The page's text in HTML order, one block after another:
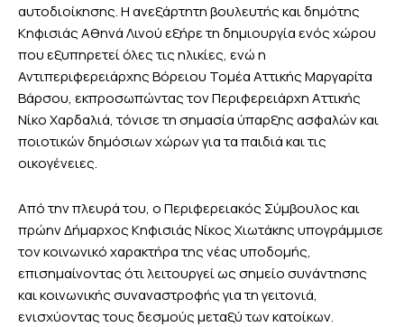
αυτοδιοίκησης. Η ανεξάρτητη βουλευτής και δημότης
Κηφισιάς Αθηνά Λινού εξήρε τη δημιουργία ενός χώρου
που εξυπηρετεί όλες τις ηλικίες, ενώ η
Αντιπεριφερειάρχης Βόρειου Τομέα Αττικής Μαργαρίτα
Βάρσου, εκπροσωπώντας τον Περιφερειάρχη Αττικής
Νίκο Χαρδαλιά, τόνισε τη σημασία ύπαρξης ασφαλών και
ποιοτικών δημόσιων χώρων για τα παιδιά και τις
οικογένειες.
Από την πλευρά του, ο Περιφερειακός Σύμβουλος και
πρώην Δήμαρχος Κηφισιάς Νίκος Χιωτάκης υπογράμμισε
τον κοινωνικό χαρακτήρα της νέας υποδομής,
επισημαίνοντας ότι λειτουργεί ως σημείο συνάντησης
και κοινωνικής συναναστροφής για τη γειτονιά,
ενισχύοντας τους δεσμούς μεταξύ των κατοίκων.